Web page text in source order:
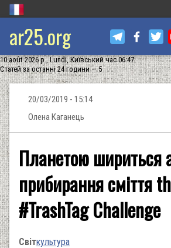
ar25.org
10 août 2026 р., Lundi, Київський час 06:47
Статей за останні 24 години — 5
20/03/2019 - 15:14
Олена Каганець
Планетою шириться
прибирання сміття
#TrashTag Challenge
Світкультура